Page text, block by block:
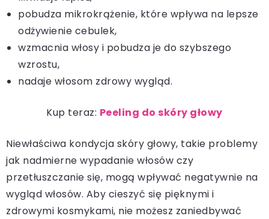
pobudza mikrokrążenie, które wpływa na lepsze
odżywienie cebulek,
wzmacnia włosy i pobudza je do szybszego
wzrostu,
nadaje włosom zdrowy wygląd.
Kup teraz: Peeling do skóry głowy
Niewłaściwa kondycja skóry głowy, takie problemy
jak nadmierne wypadanie włosów czy
przetłuszczanie się, mogą wpływać negatywnie na
wygląd włosów. Aby cieszyć się pięknymi i
zdrowymi kosmykami, nie możesz zaniedbywać